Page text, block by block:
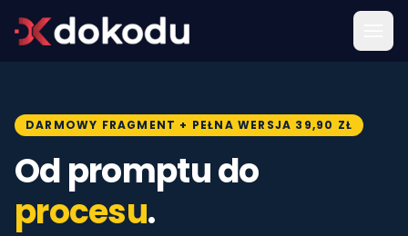
DARMOWY FRAGMENT + PEŁNA WERSJA 39,90 ZŁ
Od promptu do
procesu.